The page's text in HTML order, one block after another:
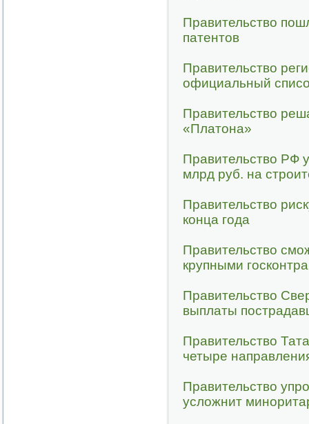
Правительство
патентов
Правительство
официальный
Правительство
«Платона»
Правительство РФ
млрд руб. на
Правительство
конца года
Правительство
крупными
Правительство
выплаты
Правительство
четыре
Правительство
усложнит